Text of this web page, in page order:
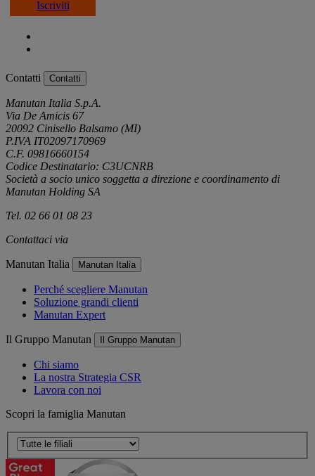
Iscriviti
Contatti Contatti
Manutan Italia S.p.A.
Via De Amicis 67
20092 Cinisello Balsamo (MI)
P.IVA IT02097170969
C.F. 09816660154
Codice Destinatario: C3UCNRB
Società a socio unico soggetta a direzione e coordinamento di
Manutan Holding SA
Tel. 02 66 01 08 23
Contattaci via
Manutan Italia Manutan Italia
Perché scegliere Manutan
Soluzione grandi clienti
Manutan Expert
Il Gruppo Manutan Il Gruppo Manutan
Chi siamo
La nostra Strategia CSR
Lavora con noi
Scopri la famiglia Manutan